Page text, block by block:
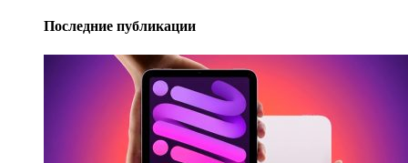
Последние публикации